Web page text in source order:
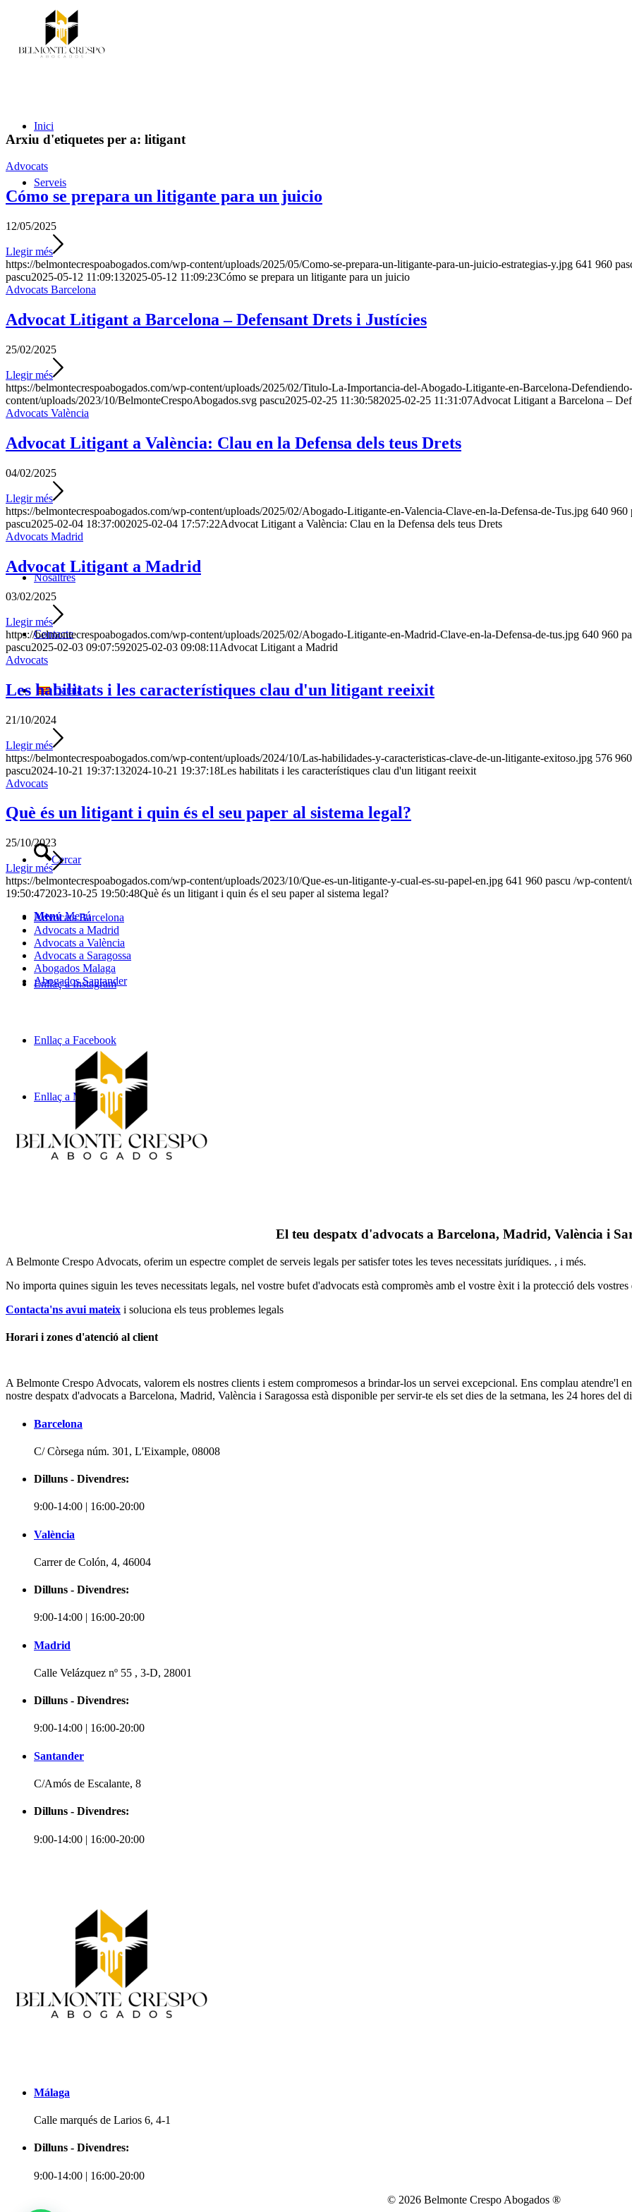
Inici
Serveis
Nosaltres
Contacte
Català
Cercar
Menú Menú
Enllaç a Instagram
Enllaç a Facebook
Enllaç a Mail
Arxiu d'etiquetes per a: litigant
Advocats
Cómo se prepara un litigante para un juicio
12/05/2025
Llegir més
https://belmontecrespoabogados.com/wp-content/uploads/2025/05/Como-se-prepara-un-litigante-para-un-juicio-estrategias-y.jpg 641 960
pascu2025-05-12 11:09:132025-05-12 11:09:23Cómo se prepara un litigante para un juicio
Advocats Barcelona
Advocat Litigant a Barcelona – Defensant Drets i Justícies
25/02/2025
Llegir més
https://belmontecrespoabogados.com/wp-content/uploads/2025/02/Titulo-La-Importancia-del-Abogado-Litigante-en-Barcelona-
content/uploads/2023/10/BelmonteCrespoAbogados.svg pascu2025-02-25 11:30:582025-02-25 11:31:07Advocat Litigant a Barcelona –
Advocats València
Advocat Litigant a València: Clau en la Defensa dels teus Drets
04/02/2025
Llegir més
https://belmontecrespoabogados.com/wp-content/uploads/2025/02/Abogado-Litigante-en-Valencia-Clave-en-la-Defensa-de-Tus.jpg 640 960
pascu2025-02-04 18:37:002025-02-04 17:57:22Advocat Litigant a València: Clau en la Defensa dels teus Drets
Advocats Madrid
Advocat Litigant a Madrid
03/02/2025
Llegir més
https://belmontecrespoabogados.com/wp-content/uploads/2025/02/Abogado-Litigante-en-Madrid-Clave-en-la-Defensa-de-tus.jpg 640 960
pascu2025-02-03 09:07:592025-02-03 09:08:11 Advocat Litigant a Madrid
Advocats
Les habilitats i les característiques clau d'un litigant reeixit
21/10/2024
Llegir més
https://belmontecrespoabogados.com/wp-content/uploads/2024/10/Las-habilidades-y-caracteristicas-clave-de-un-litigante-exitoso.jpg 576 960
pascu2024-10-21 19:37:132024-10-21 19:37:18Les habilitats i les característiques clau d'un litigant reeixit
Advocats
Què és un litigant i quin és el seu paper al sistema legal?
25/10/2023
Llegir més
https://belmontecrespoabogados.com/wp-content/uploads/2023/10/Que-es-un-litigante-y-cual-es-su-papel-en.jpg 641 960 pascu /wp-content/
19:50:472023-10-25 19:50:48Què és un litigant i quin és el seu paper al sistema legal?
Advocats Barcelona
Advocats a Madrid
Advocats a València
Advocats a Saragossa
Abogados Malaga
Abogados Santander
El teu despatx d'advocats a Barcelona, Madrid, València i
A Belmonte Crespo Advocats, oferim un espectre complet de serveis legals per satisfer totes les teves necessitats jurídiques. , i més.
No importa quines siguin les teves necessitats legals, nel vostre bufet d'advocats està compromès amb el vostre èxit i la protecció dels vostres
Contacta'ns avui mateix i soluciona els teus problemes legals
Horari i zones d'atenció al client
A Belmonte Crespo Advocats, valorem els nostres clients i estem compromesos a brindar-los un servei excepcional. Ens complau atendre'l
nostre despatx d'advocats a Barcelona, Madrid, València i Saragossa està disponible per servir-te els set dies de la setmana, les 24 hores
Barcelona
C/ Còrsega núm. 301, L'Eixample, 08008
Dilluns - Divendres:
9:00-14:00 | 16:00-20:00
València
Carrer de Colón, 4, 46004
Dilluns - Divendres:
9:00-14:00 | 16:00-20:00
Madrid
Calle Velázquez nº 55 , 3-D, 28001
Dilluns - Divendres:
9:00-14:00 | 16:00-20:00
Santander
C/Amós de Escalante, 8
Dilluns - Divendres:
9:00-14:00 | 16:00-20:00
Málaga
Calle marqués de Larios 6, 4-1
Dilluns - Divendres:
9:00-14:00 | 16:00-20:00
© 2026 Belmonte Crespo Abogados ®